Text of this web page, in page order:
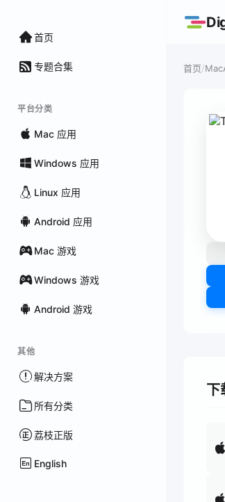
首页
专题合集
平台分类
Mac 应用
Windows 应用
Linux 应用
Android 应用
Mac 游戏
Windows 游戏
Android 游戏
其他
解决方案
所有分类
荔枝正版
English
首页/
下